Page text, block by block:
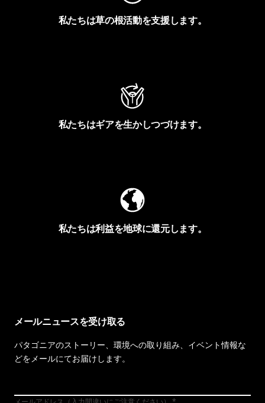
私たちは草の根活動を支援します。
私たちはギアを生かしつづけます。
私たちは利益を地球に還元します。
メールニュースを受け取る
パタゴニアのストーリー、環境への取り組み、イベント情報な
どをメールにてお届けします。